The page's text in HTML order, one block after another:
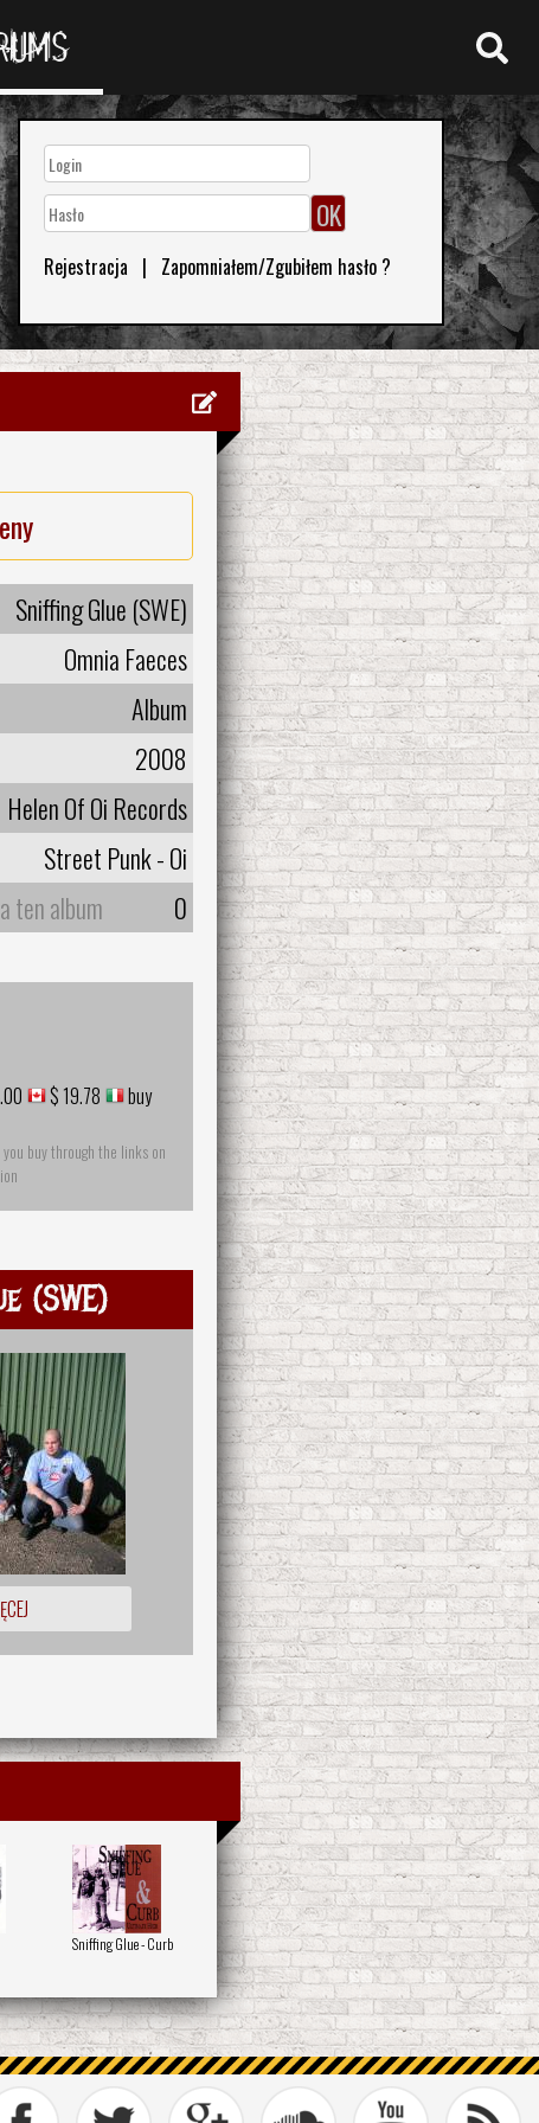
Rejestracja | Zapomniałem/Zgubiłem hasło ?
Sniffing Glue (SWE)
Omnia Faeces
Album
2008
Helen Of Oi Records
Street Punk - Oi
ten album
0
$ 19.78
buy
buy through the links on
(SWE)
Sniffing Glue - Curb